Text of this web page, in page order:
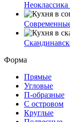
Неоклассика
Форма
Прямые
Угловые
П-образные
С островом
Круглые